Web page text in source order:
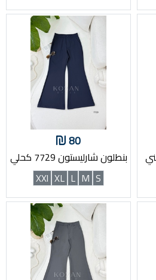
80
بنطلون شارليستون 7729 كحلي
S
M
L
XL
XXl